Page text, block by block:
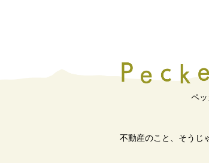
ペ
不動産のこと、そうじ